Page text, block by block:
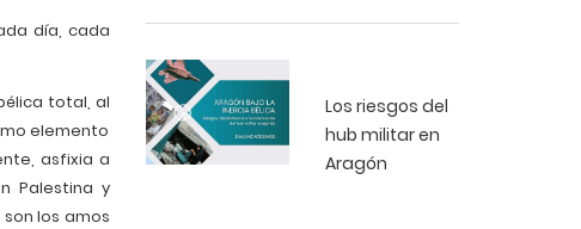
día, cada
total, al
elemento
asfixia a
Palestina y
los amos
Los riesgos del
hub militar en
Aragón